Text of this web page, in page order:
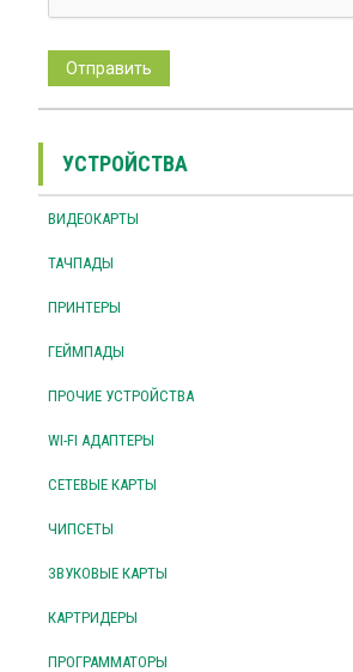
УСТРОЙСТВА
ВИДЕОКАРТЫ
ТАЧПАДЫ
ПРИНТЕРЫ
ГЕЙМПАДЫ
ПРОЧИЕ УСТРОЙСТВА
WI-FI АДАПТЕРЫ
СЕТЕВЫЕ КАРТЫ
ЧИПСЕТЫ
ЗВУКОВЫЕ КАРТЫ
КАРТРИДЕРЫ
ПРОГРАММАТОРЫ